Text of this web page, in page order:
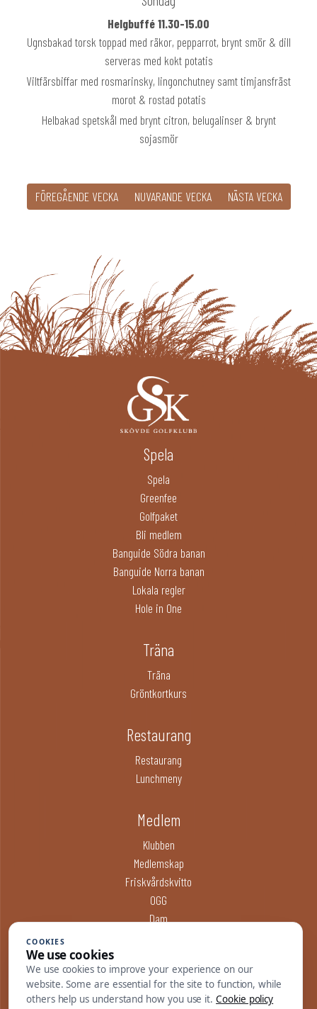
Helgbuffé 11.30-15.00
Ugnsbakad torsk toppad med räkor, pepparrot, brynt smör & dill
serveras med kokt potatis
Viltfärsbiffar med rosmarinsky, lingonchutney samt timjansfräst
morot & rostad potatis
Helbakad spetskål med brynt citron, belugalinser & brynt
sojasmör
FÖREGÅENDE VECKA NUVARANDE VECKA NÄSTA VECKA
Spela
Spela
Greenfee
Golfpaket
Bli medlem
Banguide Södra banan
Banguide Norra banan
Lokala regler
Hole in One
Träna
Träna
Gröntkortkurs
Restaurang
Restaurang
Lunchmeny
Medlem
Klubben
Medlemskap
Friskvårdskvitto
OGG
Dam
Skövde GK, Simsjövägen 11, 541 53 Skövde | Kansliet:
0500-411535 | Restaurang: 0500-411110 |
COOKIES
We use cookies
We use cookies to improve your experience on our
website. Some are essential for the site to function, while
others help us understand how you use it. Cookie policy